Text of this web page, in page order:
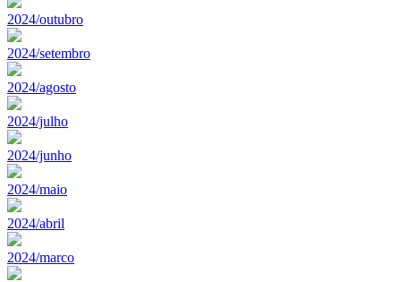
2024/outubro
2024/setembro
2024/agosto
2024/julho
2024/junho
2024/maio
2024/abril
2024/marco